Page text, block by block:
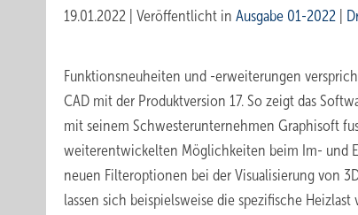
19.01.2022 Veröffentlicht in Ausgabe 01-2022
Funktionsneuheiten und -erweiterungen
CAD mit der Produktversion 17. So zeigt das
mit seinem Schwesterunternehmen Graphisoft
weiterentwickelten Möglichkeiten beim Im- und
neuen Filteroptionen bei der Visualisierung von
lassen sich beispielsweise die spezifische Heizlast